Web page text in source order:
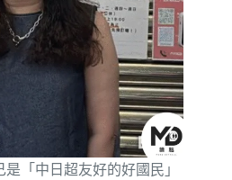
「中日超友好的好國民」